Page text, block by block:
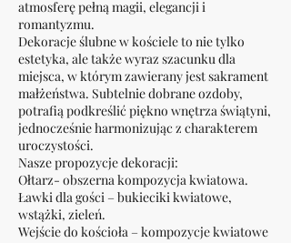
atmosferę pełną magii, elegancji i
romantyzmu.
Dekoracje ślubne w kościele to nie tylko
estetyka, ale także wyraz szacunku dla
miejsca, w którym zawierany jest sakrament
małżeństwa. Subtelnie dobrane ozdoby,
potrafią podkreślić piękno wnętrza świątyni,
jednocześnie harmonizując z charakterem
uroczystości.
Nasze propozycje dekoracji:
Ołtarz- obszerna kompozycja kwiatowa.
Ławki dla gości – bukieciki kwiatowe,
wstążki, zieleń.
Wejście do kościoła – kompozycje kwiatowe